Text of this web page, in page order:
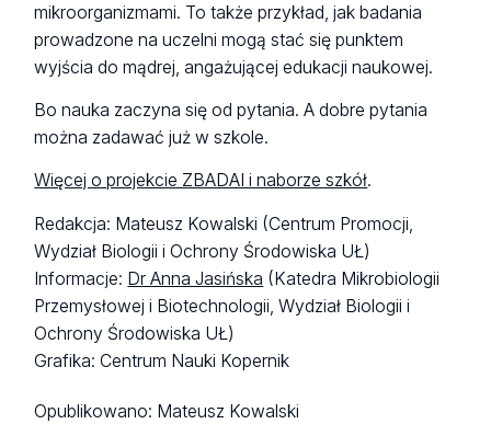
mikroorganizmami. To także przykład, jak badania
prowadzone na uczelni mogą stać się punktem
wyjścia do mądrej, angażującej edukacji naukowej.
Bo nauka zaczyna się od pytania. A dobre pytania
można zadawać już w szkole.
Więcej o projekcie ZBADAI i naborze szkół.
Redakcja: Mateusz Kowalski (Centrum Promocji,
Wydział Biologii i Ochrony Środowiska UŁ)
Informacje: Dr Anna Jasińska (Katedra Mikrobiologii
Przemysłowej i Biotechnologii, Wydział Biologii i
Ochrony Środowiska UŁ)
Grafika: Centrum Nauki Kopernik
Opublikowano: Mateusz Kowalski